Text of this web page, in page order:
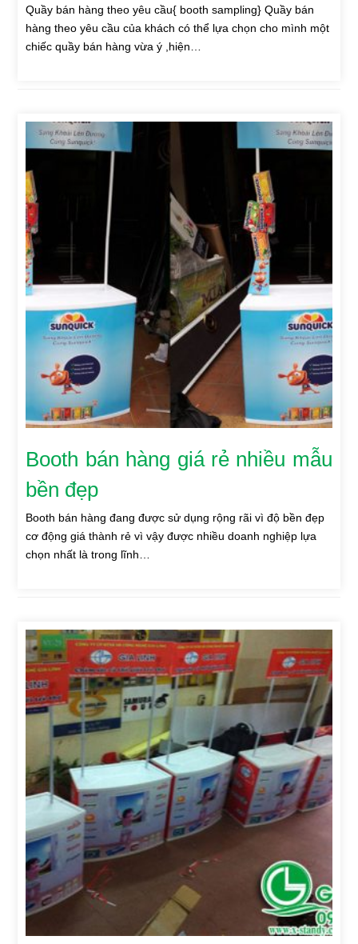
Quầy bán hàng theo yêu cầu{ booth sampling} Quầy bán
hàng theo yêu cầu của khách có thể lựa chọn cho mình một
chiếc quầy bán hàng vừa ý ,hiện…
Booth bán hàng giá rẻ nhiều mẫu
bền đẹp
Booth bán hàng đang được sử dụng rộng rãi vì độ bền đẹp
cơ động giá thành rẻ vì vậy được nhiều doanh nghiệp lựa
chọn nhất là trong lĩnh…